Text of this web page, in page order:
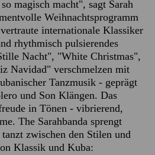
magisch macht", sagt Sarah
Weihnachtsprogramm
internationale Klassiker
rhythmisch pulsierendes
Nacht", "White Christmas",
Navidad" verschmelzen mit
Tanzmusik - geprägt
und Son Klängen. Das
in Tönen - vibrierend,
The Sarahbanda sprengt
zwischen den Stilen und
Klassik und Kuba: